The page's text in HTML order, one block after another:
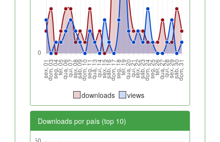
downloads views
Downloads por país (top 10)